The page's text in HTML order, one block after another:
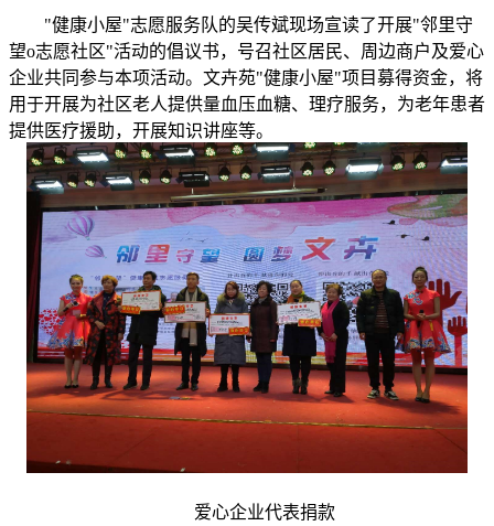
"健康小屋"志愿服务队的吴传斌现场宣读了开展"邻里守
望o志愿社区"活动的倡议书，号召社区居民、周边商户及爱心
企业共同参与本项活动。文卉苑"健康小屋"项目募得资金，将
用于开展为社区老人提供量血压血糖、理疗服务，为老年患者
提供医疗援助，开展知识讲座等。
爱心企业代表捐款